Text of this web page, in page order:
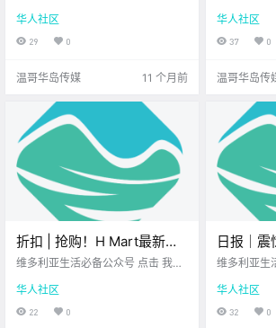
想一直在你身边北美最大亚洲超市
您值得.
华人社区
29 0
温哥华岛传媒 11 个月前
增270个
额！
想一直在你身边 大家周四
周五只差一
华人社区
37 0
温哥华岛传
折扣 | 抢购！H Mart最新优
惠上线！Walmart、Save-
断！
维多利亚生活必备公众号 点击 我在
想一直在你身边 每周折扣时间到！
博主特意为 大家精选了 维多利亚各
大 商超的超值优惠 无论是美食饮品
华人社区
22 0
日报｜震
汽车冲破
踪女子住
维多利亚生活必
华人社区
32 0